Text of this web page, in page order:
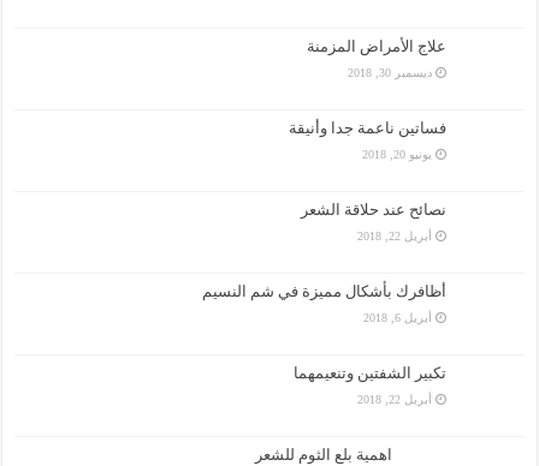
علاج الأمراض المزمنة
ديسمبر 30, 2018
فساتين ناعمة جدا وأنيقة
يونيو 20, 2018
نصائح عند حلاقة الشعر
أبريل 22, 2018
أظافرك بأشكال مميزة في شم النسيم
أبريل 6, 2018
تكبير الشفتين وتنعيمهما
أبريل 22, 2018
اهمية بلع الثوم للشعر